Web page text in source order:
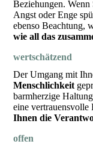
Beziehungen.
Angst oder Enge
ebenso Beachtung,
wie all das
wertschätzend
Der Umgang mit
Menschlichkeit
barmherzige
eine
Ihnen die
offen